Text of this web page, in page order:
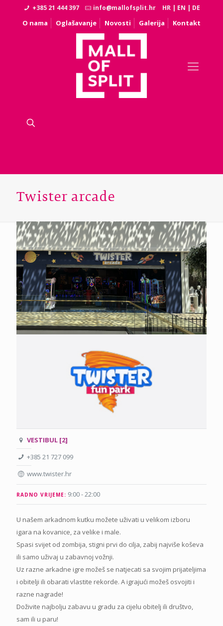
+385 21 444 397 info@mallofsplit.hr HR | EN | DE
O nama Oglašavanje Novosti Galerija Kontakt
Twister arcade
VESTIBUL [2]
+385 21 727 099
www.twister.hr
RADNO VRIJEME: 9:00 - 22:00
U našem arkadnom kutku možete uživati u velikom izboru
igara na kovanice, za velike i male.
Spasi svijet od zombija, stigni prvi do cilja, zabij najviše koševa
ili samo uživaj u zabavnoj vožnji.
Uz razne arkadne igre možeš se natjecati sa svojim prijateljima
i obitelji ili obarati vlastite rekorde. A igrajući možeš osvojiti i
razne nagrade!
Doživite najbolju zabavu u gradu za cijelu obitelj ili društvo,
sam ili u paru!